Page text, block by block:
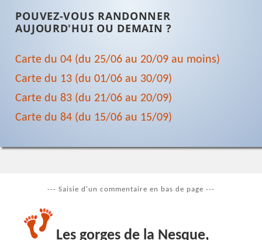
POUVEZ-VOUS RANDONNER
AUJOURD'HUI OU DEMAIN ?
Carte du 04 (du 25/06 au 20/09 au moins)
Carte du 13 (du 01/06 au 30/09)
Carte du 83 (du 21/06 au 20/09)
Carte du 84 (du 15/06 au 15/09)
--- Saisie d'un commentaire en bas de page ---
Les gorges de la Nesque,